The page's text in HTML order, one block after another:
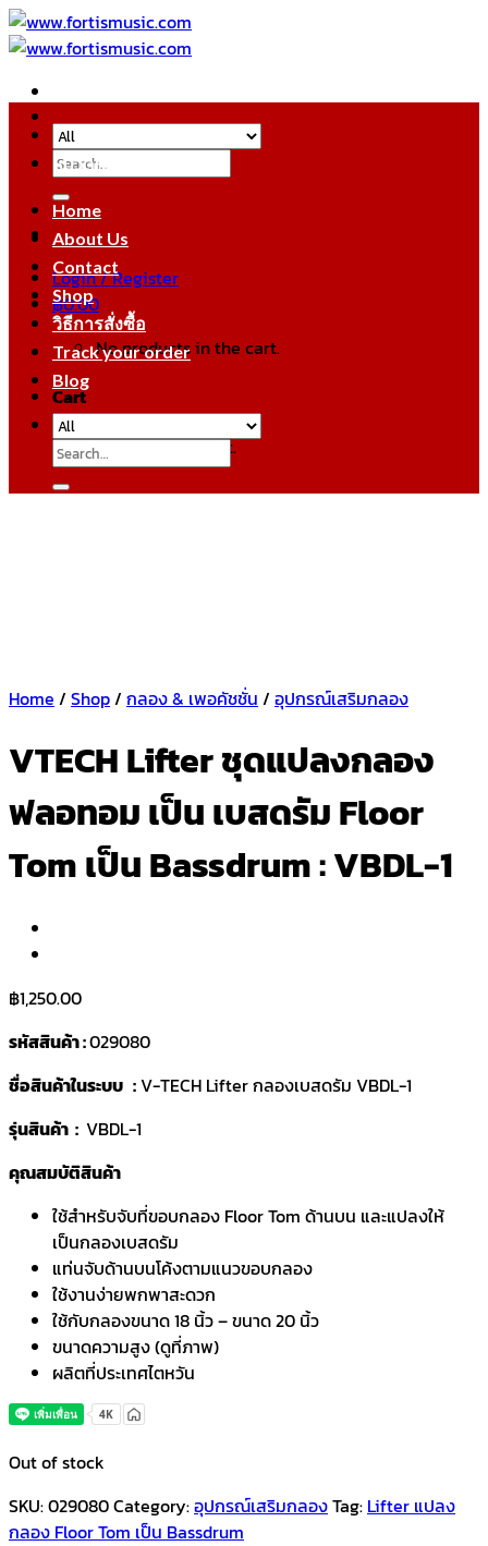
Skip
to
Search
for:
Login / Register
฿0.00
No products in the cart.
Cart
No products in the cart.
หมวดหมู่สินค้า
Home
About Us
Contact
Shop
วิธีการสั่งซื้อ
Track your order
Blog
Search
for:
Home / Shop/ กลอง & เพอคัชชั่น / อุปกรณ์เสริมกลอง
VTECH Lifter ชุดแปลงกลอง
ฟลอทอม เป็น เบสดรัม Floor
Tom เป็น Bassdrum : VBDL-1
฿1,250.00
รหัสสินค้า :029080
ชื่อสินค้าในระบบ :V-TECH Lifter กลองเบสดรัม VBDL-1
รุ่นสินค้า : VBDL-1
คุณสมบัติสินค้า
ใช้สำหรับจับที่ขอบกลอง Floor Tom ด้านบน และแปลงให้
เป็นกลองเบสดรัม
แท่นจับด้านบนโค้งตามแนวขอบกลอง
ใช้งานง่ายพกพาสะดวก
ใช้กับกลองขนาด 18 นิ้ว – ขนาด 20 นิ้ว
ขนาดความสูง (ดูที่ภาพ)
ผลิตที่ประเทศไตหวัน
Out of stock
SKU:029080Category:อุปกรณ์เสริมกลองTag: Lifter แปลง
กลอง Floor Tom เป็น Bassdrum